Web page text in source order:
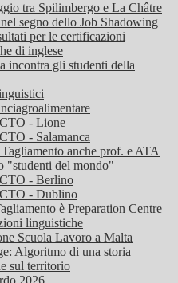
tra Spilimbergo e La Châtre
segno dello Job Shadowing
per le certificazioni
di inglese
incontra gli studenti della
- Lione
- Salamanca
anche prof. e ATA
"studenti del mondo"
- Berlino
- Dublino
è Preparation Centre
linguistiche
Scuola Lavoro a Malta
Algoritmo di una storia
sul territorio